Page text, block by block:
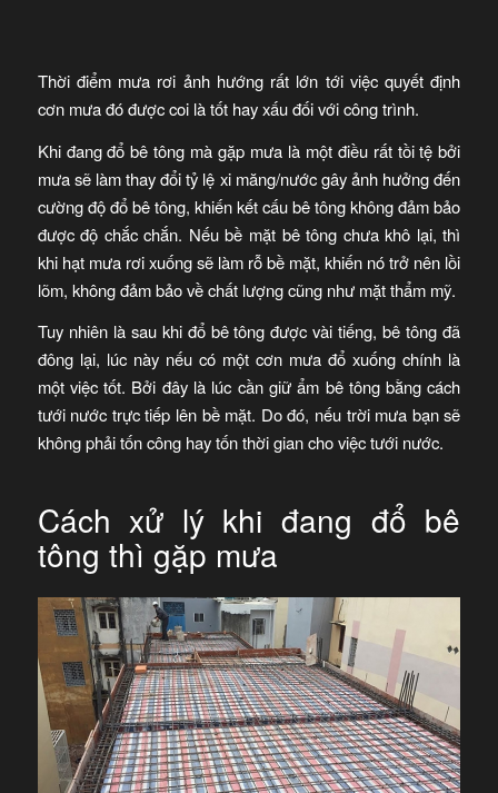
Thời điểm mưa rơi ảnh hướng rất lớn tới việc quyết định
cơn mưa đó được coi là tốt hay xấu đối với công trình.
Khi đang đổ bê tông mà gặp mưa là một điều rất tồi tệ bởi
mưa sẽ làm thay đổi tỷ lệ xi măng/nước gây ảnh hưởng đến
cường độ đổ bê tông, khiến kết cấu bê tông không đảm bảo
được độ chắc chắn. Nếu bề mặt bê tông chưa khô lại, thì
khi hạt mưa rơi xuống sẽ làm rỗ bề mặt, khiến nó trở nên lồi
lõm, không đảm bảo về chất lượng cũng như mặt thẩm mỹ.
Tuy nhiên là sau khi đổ bê tông được vài tiếng, bê tông đã
đông lại, lúc này nếu có một cơn mưa đổ xuống chính là
một việc tốt. Bởi đây là lúc cần giữ ẩm bê tông bằng cách
tưới nước trực tiếp lên bề mặt. Do đó, nếu trời mưa bạn sẽ
không phải tốn công hay tốn thời gian cho việc tưới nước.
Cách xử lý khi đang đổ bê
tông thì gặp mưa